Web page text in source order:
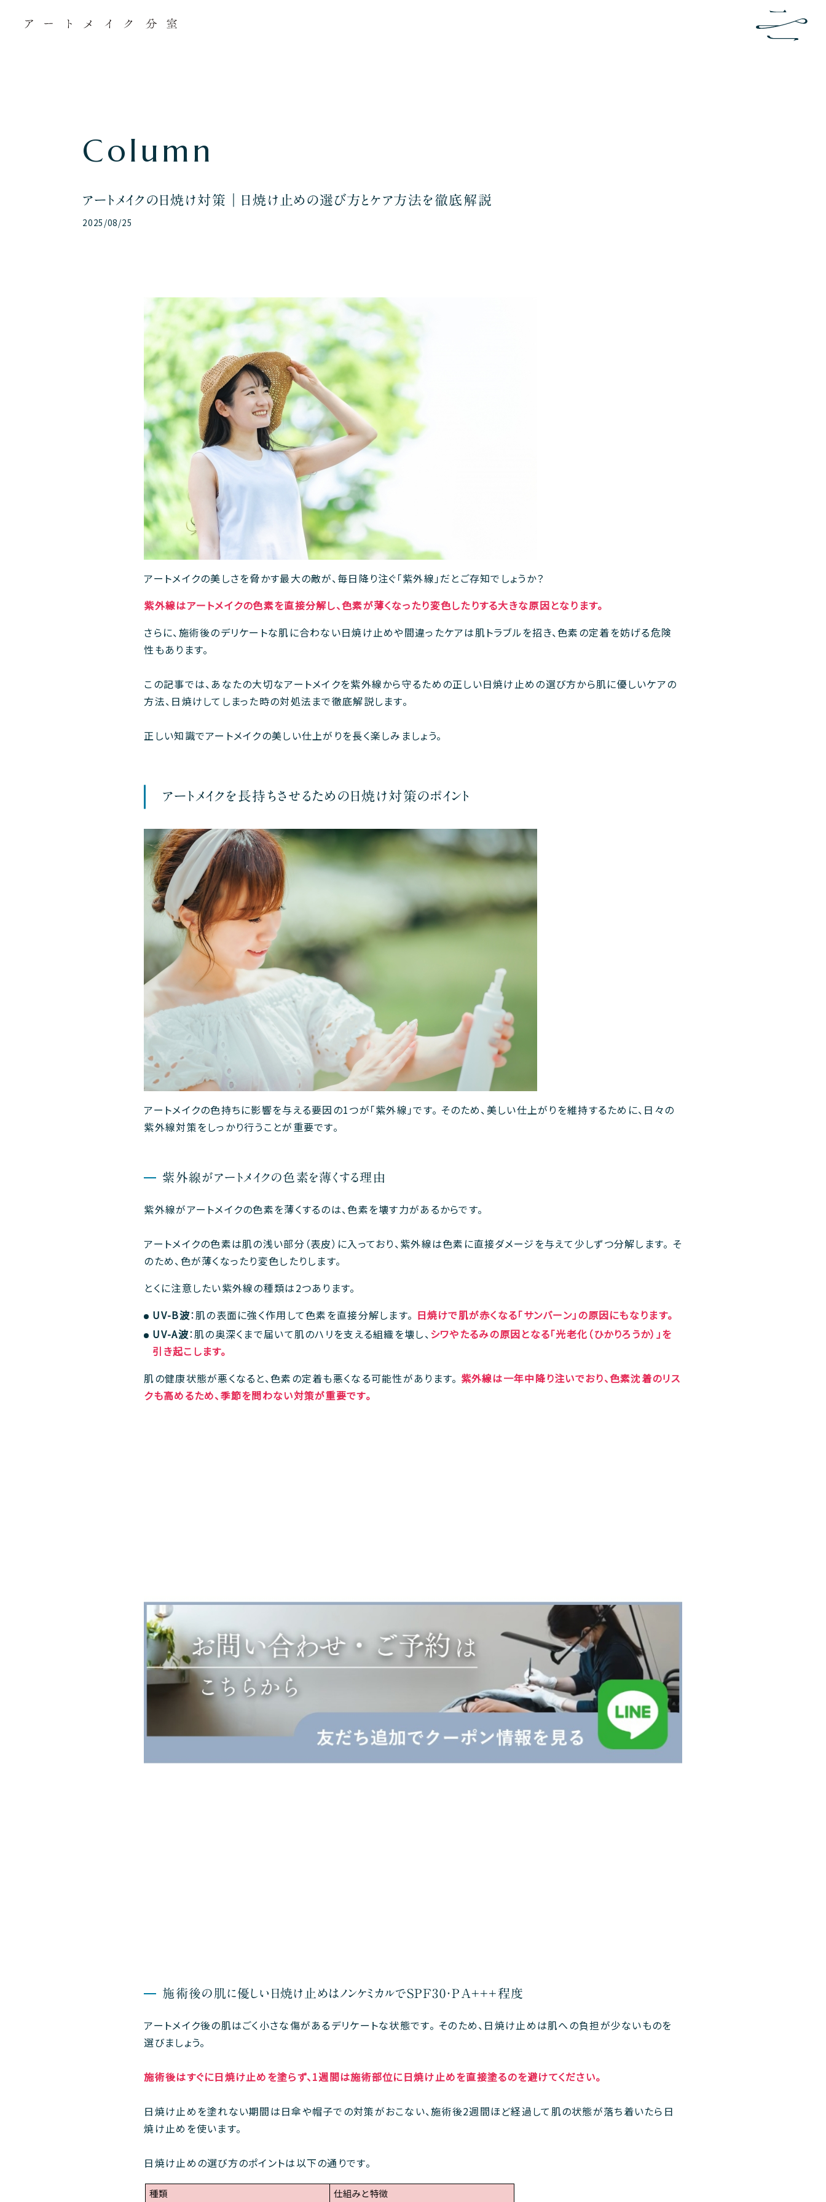
Column
アートメイクの日焼け対策｜日焼け止めの選び方とケア方法を徹底解説
2025/08/25
アートメイクの美しさを脅かす最大の敵が、毎日降り注ぐ「紫外線」だとご存知でしょうか？
紫外線はアートメイクの色素を直接分解し、色素が薄くなったり変色したりする大きな原因となります。
さらに、施術後のデリケートな肌に合わない日焼け止めや間違ったケアは肌トラブルを招き、色素の定着を妨げる危険
性もあります。
この記事では、あなたの大切なアートメイクを紫外線から守るための正しい日焼け止めの選び方から肌に優しいケアの
方法、日焼けしてしまった時の対処法まで徹底解説します。
正しい知識でアートメイクの美しい仕上がりを長く楽しみましょう。
アートメイクを長持ちさせるための日焼け対策のポイント
アートメイクの色持ちに影響を与える要因の1つが「紫外線」です。 そのため、美しい仕上がりを維持するために、日々の
紫外線対策をしっかり行うことが重要です。
紫外線がアートメイクの色素を薄くする理由
紫外線がアートメイクの色素を薄くするのは、色素を壊す力があるからです。
アートメイクの色素は肌の浅い部分（表皮）に入っており、紫外線は色素に直接ダメージを与えて少しずつ分解します。 そ
のため、色が薄くなったり変色したりします。
とくに注意したい紫外線の種類は2つあります。
UV-B波：肌の表面に強く作用して色素を直接分解します。 日焼けで肌が赤くなる「サンバーン」の原因にもなります。
UV-A波：肌の奥深くまで届いて肌のハリを支える組織を壊し、シワやたるみの原因となる「光老化（ひかりろうか）」を
引き起こします。
肌の健康状態が悪くなると、色素の定着も悪くなる可能性があります。 紫外線は一年中降り注いでおり、色素沈着のリス
クも高めるため、季節を問わない対策が重要です。
施術後の肌に優しい日焼け止めはノンケミカルでSPF30・PA+++程度
アートメイク後の肌はごく小さな傷があるデリケートな状態です。 そのため、日焼け止めは肌への負担が少ないものを
選びましょう。
施術後はすぐに日焼け止めを塗らず、1週間は施術部位に日焼け止めを直接塗るのを避けてください。
日焼け止めを塗れない期間は日傘や帽子での対策がおこない、施術後2週間ほど経過して肌の状態が落ち着いたら日
焼け止めを使います。
日焼け止めの選び方のポイントは以下の通りです。